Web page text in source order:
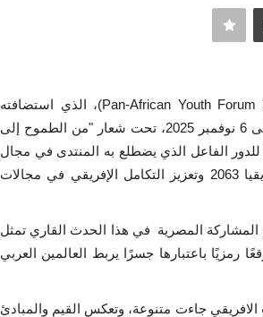
شارك منتدى ناصر الدولي في فعاليات منتدى الشباب الإفريقي (Pan-African Youth Forum 2025)، الذي استضافته
جمهورية جيبوتي بتنظيم من مفوضية الاتحاد الإفريقي خلال الفترة من 4 إلى 6 نوفمبر 2025، تحت شعار "من الطموح إلى
الفاعل الذي يضطلع به المنتدى في مجال
الدبلوماسية الشبابية على المستويين الإفريقية، في إطار دعم أجندة إفريقيا 2063 وتعزيز التكامل الإفريقي في مجالات
المصرية في هذا الحدث القاري تمثل
باعتبارها جسرًا يربط العالمين العربي
جاءت متنوعة، وتعكس القيم والمبادئ